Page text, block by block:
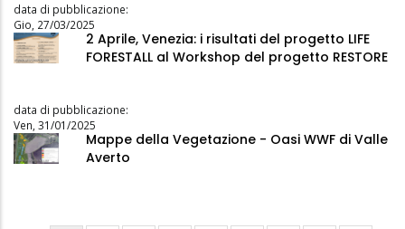
data di pubblicazione:
Gio, 27/03/2025
2 Aprile, Venezia: i risultati del progetto LIFE
FORESTALL al Workshop del progetto RESTORE
data di pubblicazione:
Ven, 31/01/2025
Mappe della Vegetazione - Oasi WWF di Valle
Averto